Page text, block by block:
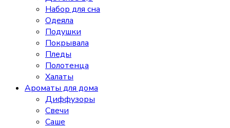
Набор для сна
Одеяла
Подушки
Покрывала
Пледы
Полотенца
Халаты
Ароматы для дома
Диффузоры
Свечи
Cаше